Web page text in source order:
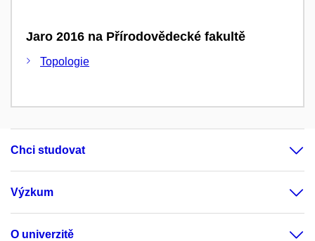
Jaro 2016 na Přírodovědecké fakultě
Topologie
Chci studovat
Výzkum
O univerzitě